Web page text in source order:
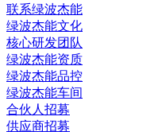
联系绿波杰能
绿波杰能文化
核心研发团队
绿波杰能资质
绿波杰能品控
绿波杰能车间
合伙人招募
供应商招募